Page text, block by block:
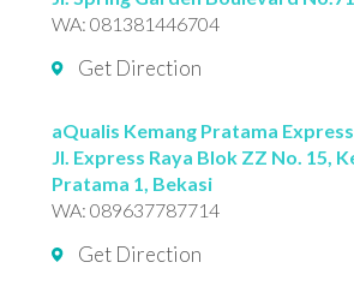
WA:081381446704
Get Direction
aQualis Kemang Pratama Express
Jl. Express Raya Blok ZZ No. 15,
Pratama 1, Bekasi
WA:089637787714
Get Direction